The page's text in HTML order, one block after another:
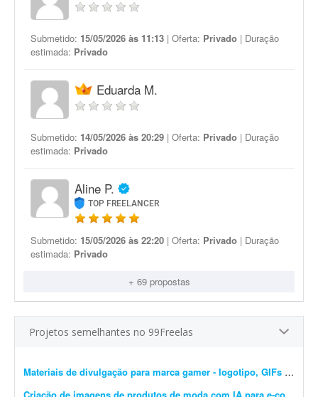
Submetido: 15/05/2026 às 11:13 | Oferta: Privado | Duração
estimada: Privado
Eduarda M.
Submetido: 14/05/2026 às 20:29 | Oferta: Privado | Duração
estimada: Privado
Aline P.
TOP FREELANCER
Submetido: 15/05/2026 às 22:20 | Oferta: Privado | Duração
estimada: Privado
+ 69 propostas
Projetos semelhantes no 99Freelas
Materiais de divulgação para marca gamer - logotipo, GIFs e banners